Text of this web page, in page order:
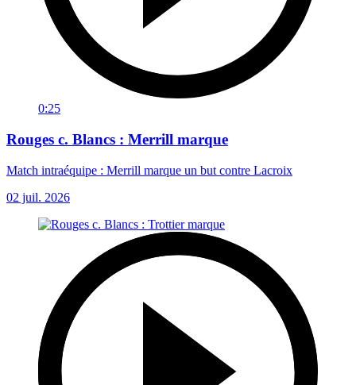
0:25
Rouges c. Blancs : Merrill marque
Match intraéquipe : Merrill marque un but contre Lacroix
02 juil. 2026